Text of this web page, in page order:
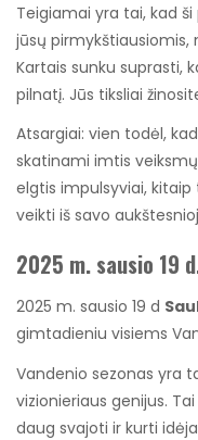
Teigiamai yra tai, kad
jūsų pirmykštiausiomis,
Kartais sunku suprasti,
pilnatį. Jūs tiksliai
Atsargiai: vien todėl,
skatinami imtis
elgtis impulsyviai, kitaip
veikti iš savo
2025 m. sausio 19
2025 m. sausio 19 d
gimtadieniu visiems
Vandenio sezonas yra
vizionieriaus genijus.
daug svajoti ir kurti